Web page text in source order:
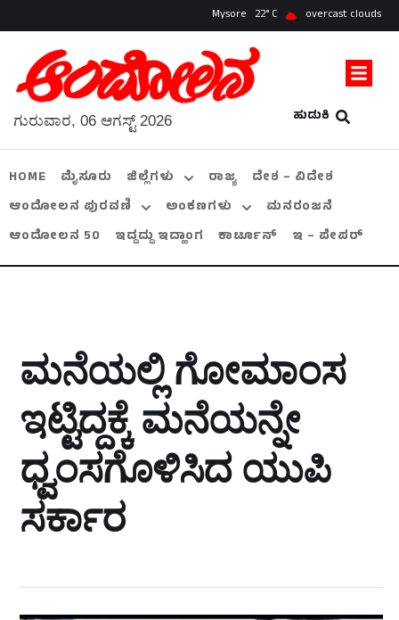
Mysore 22 overcast clouds
ಹುಡುಕಿ
ಗುರುವಾರ, 06 ಆಗಸ್ಟ್ 2026
HOME ಮೈಸೂರು ಜಿಲ್ಲೆಗಳು ರಾಜ್ಯ
ದೇಶ – ವಿದೇಶ
ಆಂದೋಲನ ಪುರವಣಿ
ಅಂಕಣಗಳು
ಮನರಂಜನೆ
ಆಂದೋಲನ 50
ಇದ್ದದ್ದು ಇದ್ಹಾಂಗ ಕಾರ್ಟೂನ್ ಇ – ಪೇಪರ್
ಮನೆಯಲ್ಲಿ ಗೋಮಾಂಸ
ಇಟ್ಟಿದ್ದಕ್ಕೆ ಮನೆಯನ್ನೇ
ಧ್ವಂಸಗೊಳಿಸಿದ ಯುಪಿ
ಸರ್ಕಾರ